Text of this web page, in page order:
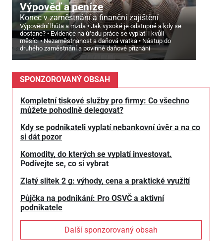
Výpověď a peníze
Konec v zaměstnání a finanční zajištění
Výpovědní lhůta a mzda
Jak vysoké je odstupné a kdy se
dostane?
Evidence na úřadu práce se vyplatí i kvůli
měsíci
Nezaměstnanost a daňová vratka
Nástup do
druhého zaměstnání a povinné daňové přiznání
SPONZOROVANÝ OBSAH
Kompletní tiskové služby pro firmy: Co všechno
můžete pohodlně delegovat?
Kdy se podnikateli vyplatí nebankovní úvěr a na co
si dát pozor
Komodity, do kterých se vyplatí investovat.
Podívejte se, co si vybrat
Zlatý slitek 2 g: výhody, cena a praktické využití
Půjčka na podnikání: Pro OSVČ a aktivní
podnikatele
Další sponzorovaný obsah